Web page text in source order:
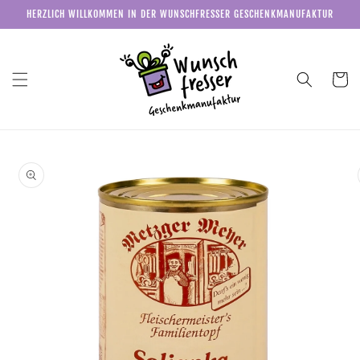
zum
Inhalt
HERZLICH WILLKOMMEN IN DER WUNSCHFRESSER GESCHENKMANUFAKTUR